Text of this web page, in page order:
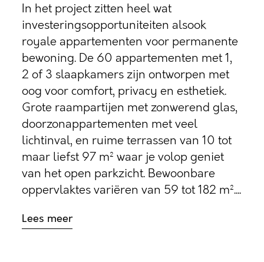
In het project zitten heel wat
investeringsopportuniteiten alsook
royale appartementen voor permanente
bewoning. De 60 appartementen met 1,
2 of 3 slaapkamers zijn ontworpen met
oog voor comfort, privacy en esthetiek.
Grote raampartijen met zonwerend glas,
doorzonappartementen met veel
lichtinval, en ruime terrassen van 10 tot
maar liefst 97 m² waar je volop geniet
van het open parkzicht. Bewoonbare
oppervlaktes variëren van 59 tot 182 m²....
Lees meer